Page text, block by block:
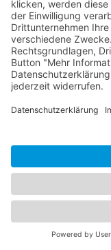
Das
ausgelegt -
Transmitter
(Integration
Auto-
-